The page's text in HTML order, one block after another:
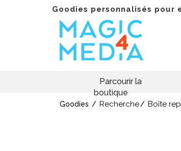
Goodies personnalisés pour
Parcourir la
boutique
Goodies Recherche Boîte